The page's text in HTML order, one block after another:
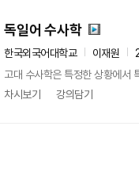
독일어 수사학
한국외국어대학교 이재원
고대 수사학은 특정한 상황에서
차시보기
강의담기